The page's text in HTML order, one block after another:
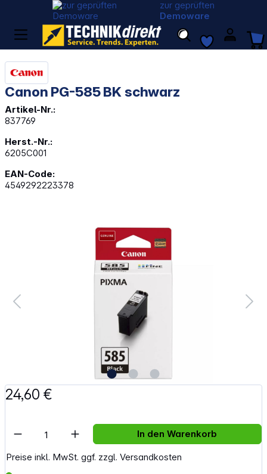
zur geprüften
Demoware
Canon PG-585 BK schwarz
Artikel-Nr.:
837769
Herst.-Nr.:
6205C001
EAN-Code:
4549292223378
Bildergalerie überspringen
24,60 €
Preise inkl. MwSt. ggf. zzgl. Versandkosten
Artikel Anzahl: Gib den gewünschten
In den Warenkorb